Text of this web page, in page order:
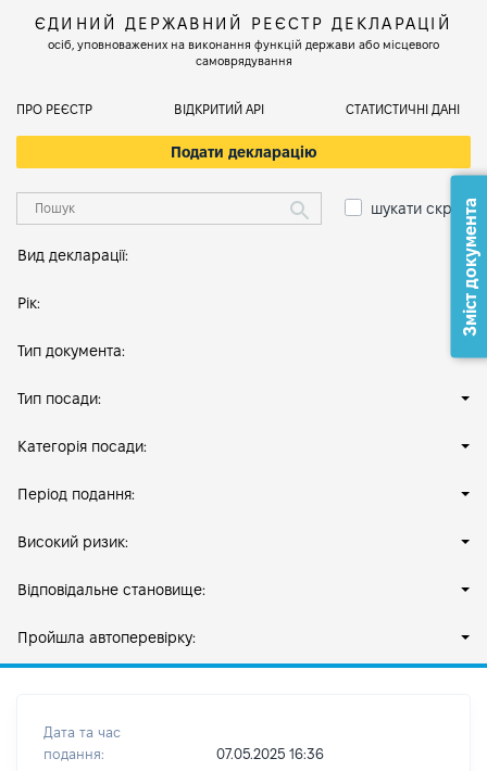
ЄДИНИЙ ДЕРЖАВНИЙ РЕЄСТР ДЕКЛАРАЦІЙ
осіб, уповноважених на виконання функцій держави або місцевого
самоврядування
ПРО РЕЄСТР ВІДКРИТИЙ АРІ СТАТИСТИЧНІ ДАНІ
Подати декларацію
шукати скрізь
Вид декларації:
Рік:
Тип документа:
Тип посади:
Категорія посади:
Період подання:
Високий ризик:
Відповідальне становище:
Пройшла автоперевірку:
Дата та час
подання:
07.05.2025 16:36
Зміст документа